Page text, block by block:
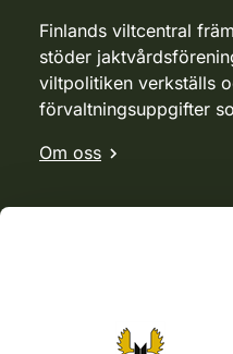
Finlands viltcentral
stöder
viltpolitiken verkställs
förvaltningsuppgifter
Om oss